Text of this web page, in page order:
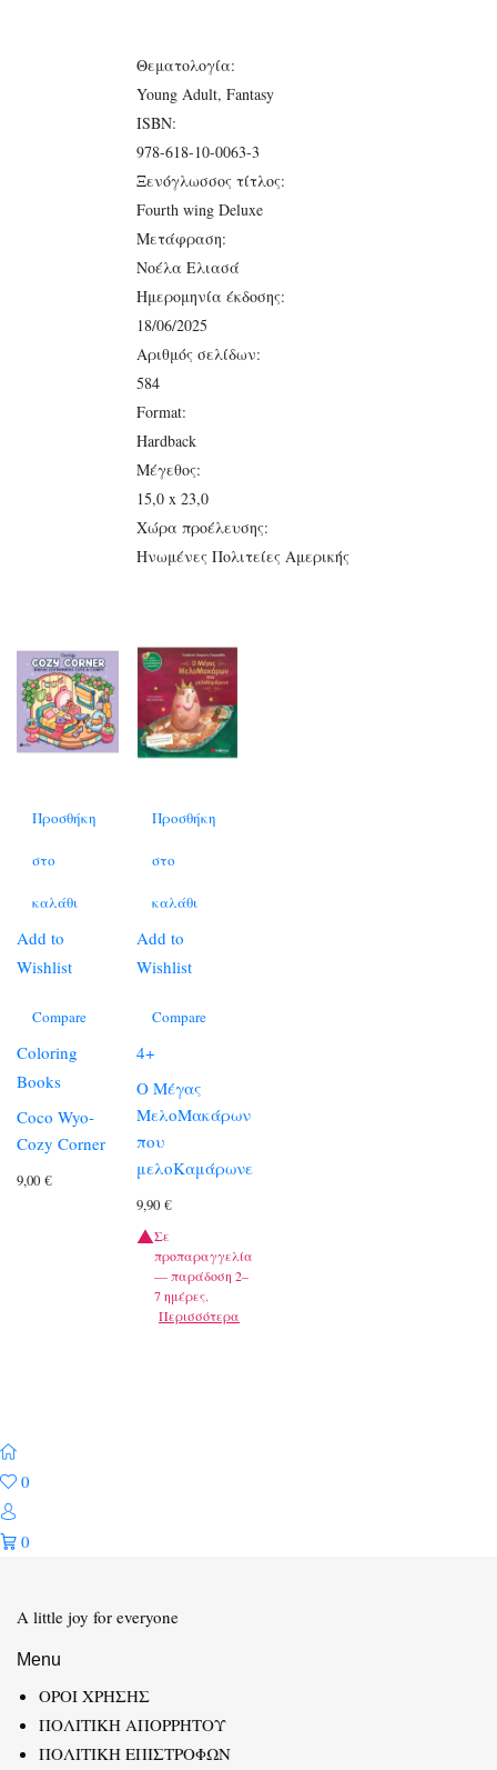
Θεματολογία:
Young Adult, Fantasy
ISBN:
978-618-10-0063-3
Ξενόγλωσσος τίτλος:
Fourth wing Deluxe
Μετάφραση:
Νοέλα Ελιασά
Ημερομηνία έκδοσης:
18/06/2025
Αριθμός σελίδων:
584
Format:
Hardback
Μέγεθος:
15,0 x 23,0
Χώρα προέλευσης:
Ηνωμένες Πολιτείες Αμερικής
Προσθήκη
στο
καλάθι
Add to
Wishlist
Compare
Coloring
Books
Coco Wyo-
Cozy Corner
9,00 €
Προσθήκη
στο
καλάθι
Add to
Wishlist
Compare
4+
Ο Μέγας
ΜελοΜακάρων
που
μελοΚαμάρωνε
9,90€
Σε
προπαραγγελία
— παράδοση 2–
7 ημέρες.
Περισσότερα
0
0
A little joy for everyone
Menu
ΟΡΟΙ ΧΡΗΣΗΣ
ΠΟΛΙΤΙΚΗ ΑΠΟΡΡΗΤΟΥ
ΠΟΛΙΤΙΚΗ ΕΠΙΣΤΡΟΦΩΝ